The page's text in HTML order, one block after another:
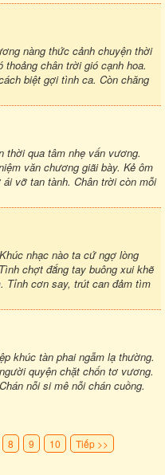
nàng thức cảnh chuyện thời
chân trời gió cạnh hoa.
biệt gợi tình ca. Còn chăng
thời qua tâm nhẹ vấn vương.
văn chương giãi bày. Kẻ ôm
vỡ tan tành. Chân trời còn mỗi
nhạc nào ta cứ ngợ lòng
chợt đắng tay buông xui khẽ
Tỉnh cơn say, trút can đảm tìm
khúc tàn phai ngẫm lạ thường.
quyện chặt chốn tơ vương.
nỗi si mê nỗi chán cuồng.
8 9 10 Tiếp >>